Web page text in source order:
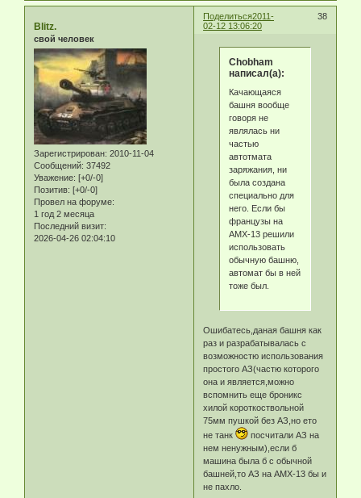
Поделиться 38
2011-
02-12 13:06:20
Blitz.
свой человек
Зарегистрирован: 2010-11-04
Сообщений: 37492
Уважение: [+0/-0]
Позитив: [+0/-0]
Провел на форуме:
1 год 2 месяца
Последний визит:
2026-04-26 02:04:10
Chobham
написал(а):
Качающаяся
башня вообще
говоря не
являлась ни
частью
автотмата
заряжания, ни
была создана
специально для
него. Если бы
французы на
АМХ-13 решили
использовать
обычную башню,
автомат бы в ней
тоже был.
Ошибатесь,даная башня как
раз и разрабатывалась с
возможностю использования
простого АЗ(частю которого
она и является,можно
вспомнить еще броникс
хилой короткоствольной
75мм пушкой без АЗ,но ето
не танк
посчитали АЗ на
нем ненужным),если б
машина была б с обычной
башней,то АЗ на АМХ-13 бы и
не пахло.